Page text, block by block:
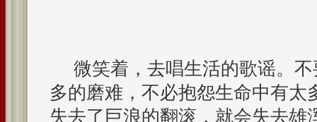
微笑着，去唱生活的歌谣。
多的磨难，不必抱怨生命中有太
失去了巨浪的翻滚，就会失去雄